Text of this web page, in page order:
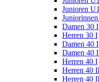
Junioren
Damen 30 I
Herren 30 I
Damen 40 I
Damen 40
Herren 40 I
Herren 40
Herren 40